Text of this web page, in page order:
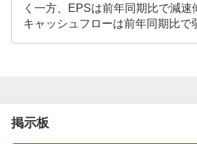
く一方、EPSは前年同期比で減速
キャッシュフローは前年同期比で
掲示板